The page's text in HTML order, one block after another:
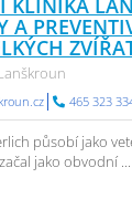
KLINIKA
A
465 323
působí jako
jako obvodní ...